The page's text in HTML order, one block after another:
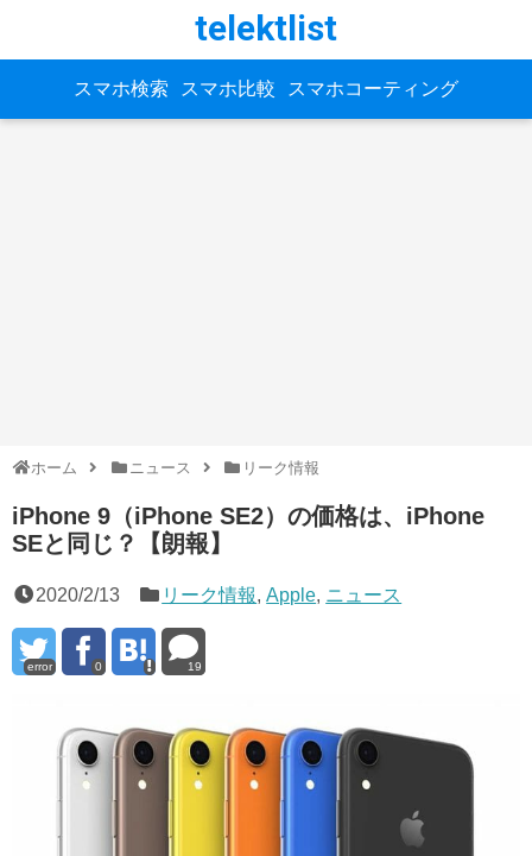
telektlist
スマホ検索 スマホ比較 スマホコーティング
ホーム ニュース リーク情報
iPhone 9（iPhone SE2）の価格は、iPhone
SEと同じ？【朗報】
2020/2/13 リーク情報,Apple, ニュース
error 0 19